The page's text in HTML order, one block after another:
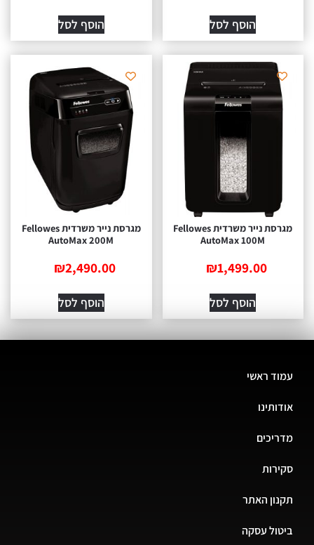
הוסף לסל הוסף לסל
מגרסת נייר משרדית Fellowes
AutoMax 100M
₪1,499.00
הוסף לסל
מגרסת נייר משרדית Fellowes
AutoMax 200M
₪2,490.00
הוסף לסל
עמוד ראשי
אודותינו
מדריכים
סקירות
תקנון האתר
ביטול עסקה